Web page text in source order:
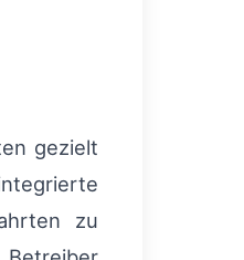
gezielt
zu